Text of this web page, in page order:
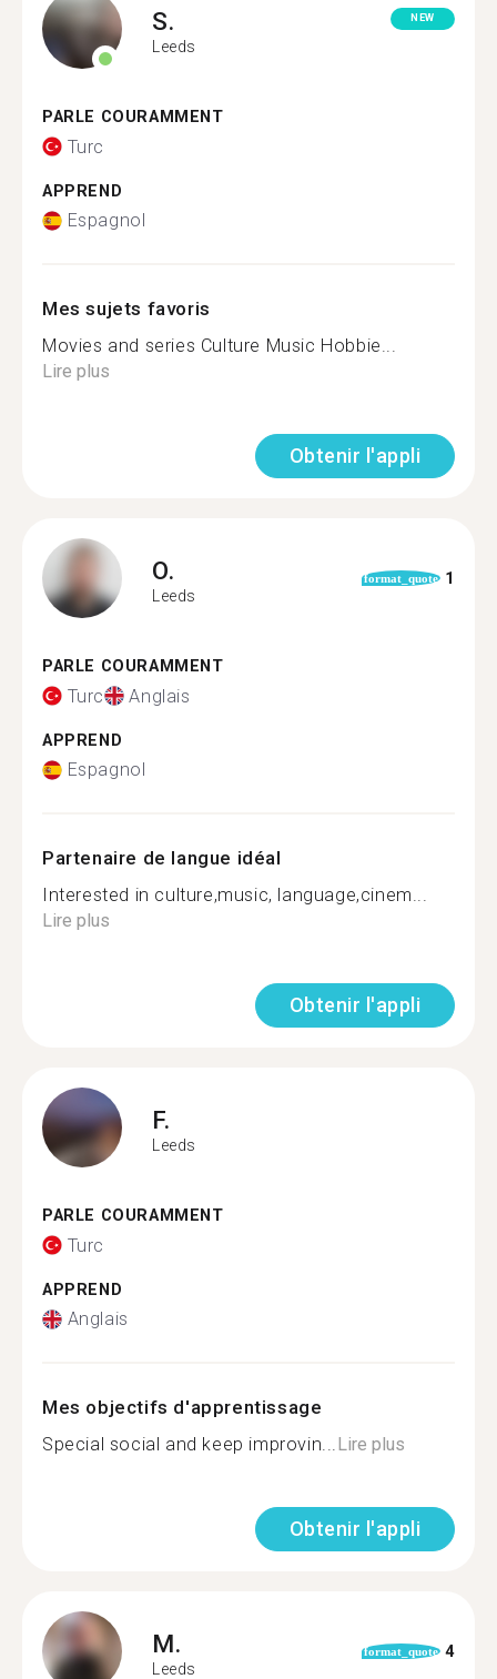
S.
Leeds
NEW
PARLE COURAMMENT
Turc
APPREND
Espagnol
Mes sujets favoris
Movies and series Culture Music Hobbie...
Lire plus
Obtenir l'appli
O.
Leeds
format_quote 1
PARLE COURAMMENT
Turc Anglais
APPREND
Espagnol
Partenaire de langue idéal
Interested in culture,music, language,cinem...
Lire plus
Obtenir l'appli
F.
Leeds
PARLE COURAMMENT
Turc
APPREND
Anglais
Mes objectifs d'apprentissage
Special social and keep improvin...Lire plus
Obtenir l'appli
M.
Leeds
format_quote 4